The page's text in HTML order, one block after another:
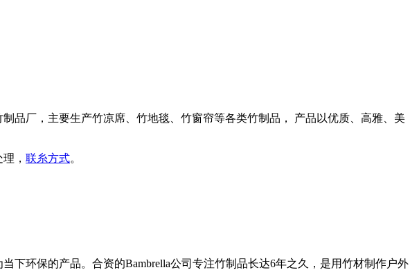
品厂，主要生产竹凉席、竹地毯、竹窗帘等各类竹制品， 产品以优质、高雅、美
， 联糸方式。
下环保的产品。合资的Bambrella公司专注竹制品长达6年之久，是用竹材制作户外